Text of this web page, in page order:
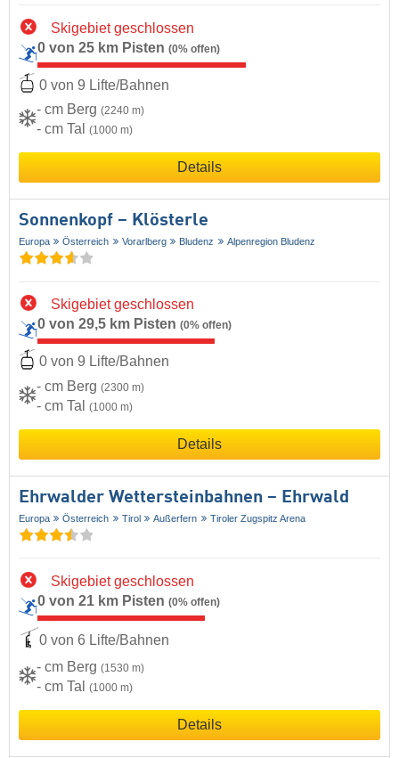
Skigebiet geschlossen
0 von 25 km Pisten (0% offen)
0 von 9 Lifte/Bahnen
- cm Berg (2240 m)
- cm Tal (1000 m)
Details
Sonnenkopf – Klösterle
Europa Österreich Vorarlberg Bludenz Alpenregion Bludenz
Skigebiet geschlossen
0 von 29,5 km Pisten (0% offen)
0 von 9 Lifte/Bahnen
- cm Berg (2300 m)
- cm Tal (1000 m)
Details
Ehrwalder Wettersteinbahnen – Ehrwald
Europa Österreich Tirol Außerfern Tiroler Zugspitz Arena
Skigebiet geschlossen
0 von 21 km Pisten (0% offen)
0 von 6 Lifte/Bahnen
- cm Berg (1530 m)
- cm Tal (1000 m)
Details